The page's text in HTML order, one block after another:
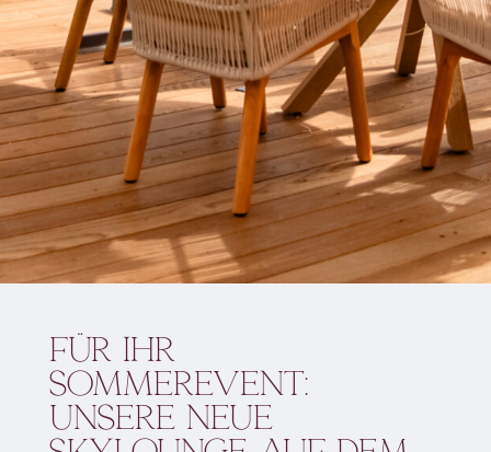
Für Ihr
Sommerevent:
unsere neue